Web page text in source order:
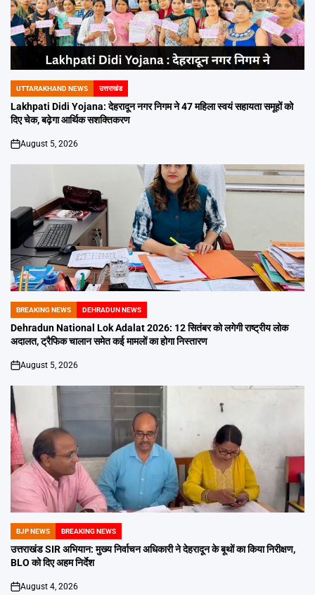
POSTED
IN
UTTARAKHAND NEWS उत्तराखंड
Lakhpati Didi Yojana: देहरादून नगर निगम ने 47 महिला स्वयं सहायता समूहों को
दिए चेक, बढ़ेगा आर्थिक सशक्तिकरण
on
August 5, 2026
POSTED
IN
BREAKING NEWS DEHRADUN NEWS
Dehradun National Lok Adalat 2026: 12 सितंबर को लगेगी राष्ट्रीय लोक
अदालत, ट्रैफिक चालान समेत कई मामलों का होगा निस्तारण
on
August 5, 2026
POSTED
IN
BJP NEWS BREAKING NEWS
उत्तराखंड SIR अभियान: मुख्य निर्वाचन अधिकारी ने देहरादून के बूथों का किया निरीक्षण,
BLO को दिए अहम निर्देश
on
August 4, 2026